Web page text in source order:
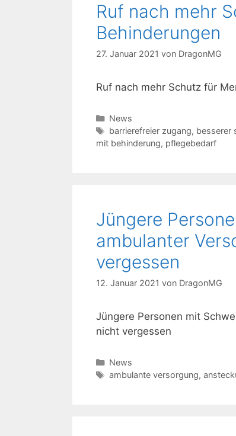
Ruf nach mehr
Behinderungen
27. Januar 2021 von DragonMG
Ruf nach mehr Schutz für
Kategorien
News
Schlagwörter
barrierefreier zugang, besserer
mit behinderung, pflegebedarf
Jüngere
ambulanter
vergessen
12. Januar 2021 von DragonMG
Jüngere Personen mit
nicht vergessen
Kategorien
News
Schlagwörter
ambulante versorgung,